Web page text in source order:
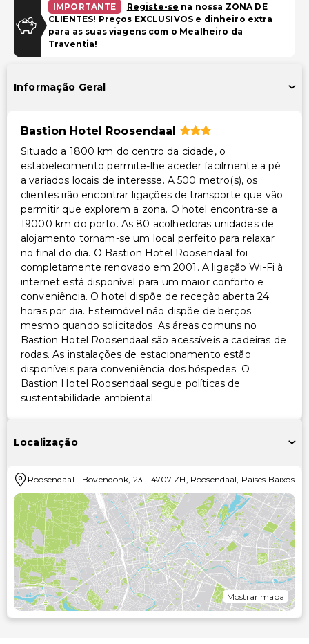
Instalações de ginástica
Acessibilidade
Recepção acessível para cadeira de rodas
Restaurante no local acessível para cadeira de rodas
Troca de lençóis (mediante solicitação)
Check-out expresso
Cofre na recepção
Serviço de limpeza sob pedido
Equipa multilíngue
Aluguer de bicicletas no local
Serviço de lavanderia/lavagem a seco
Troca de toalhas (mediante solicitação)
IMPORTANTE Registe-se na nossa ZONA DE
CLIENTES! Preços EXCLUSIVOS e dinheiro extra
para as suas viagens com o Mealheiro da
Traventia!
Informação Geral
Bastion Hotel Roosendaal
Situado a 1800 km do centro da cidade, o
estabelecimento permite-lhe aceder facilmente a pé
a variados locais de interesse. A 500 metro(s), os
clientes irão encontrar ligações de transporte que vão
permitir que explorem a zona. O hotel encontra-se a
19000 km do porto. As 80 acolhedoras unidades de
alojamento tornam-se um local perfeito para relaxar
no final do dia. O Bastion Hotel Roosendaal foi
completamente renovado em 2001. A ligação Wi-Fi à
internet está disponível para um maior conforto e
conveniência. O hotel dispõe de receção aberta 24
horas por dia. Esteimóvel não dispõe de berços
mesmo quando solicitados. As áreas comuns no
Bastion Hotel Roosendaal são acessíveis a cadeiras de
rodas. As instalações de estacionamento estão
disponíveis para conveniência dos hóspedes. O
Bastion Hotel Roosendaal segue políticas de
sustentabilidade ambiental.
Localização
Roosendaal - Bovendonk, 23 - 4707 ZH Roosendaal Países Baixos
Mostrar mapa